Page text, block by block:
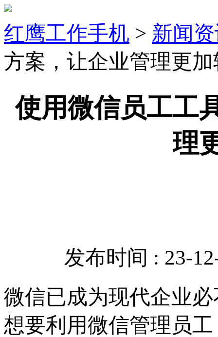
红鹰工作手机 > 新闻
方案，让企业管理更
使用微信员工工
理
发布时间 : 23-
微信已成为现代企业
想要利用微信管理员